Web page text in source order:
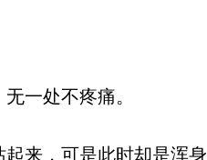
一处不疼痛。
来，可是此时却是浑身